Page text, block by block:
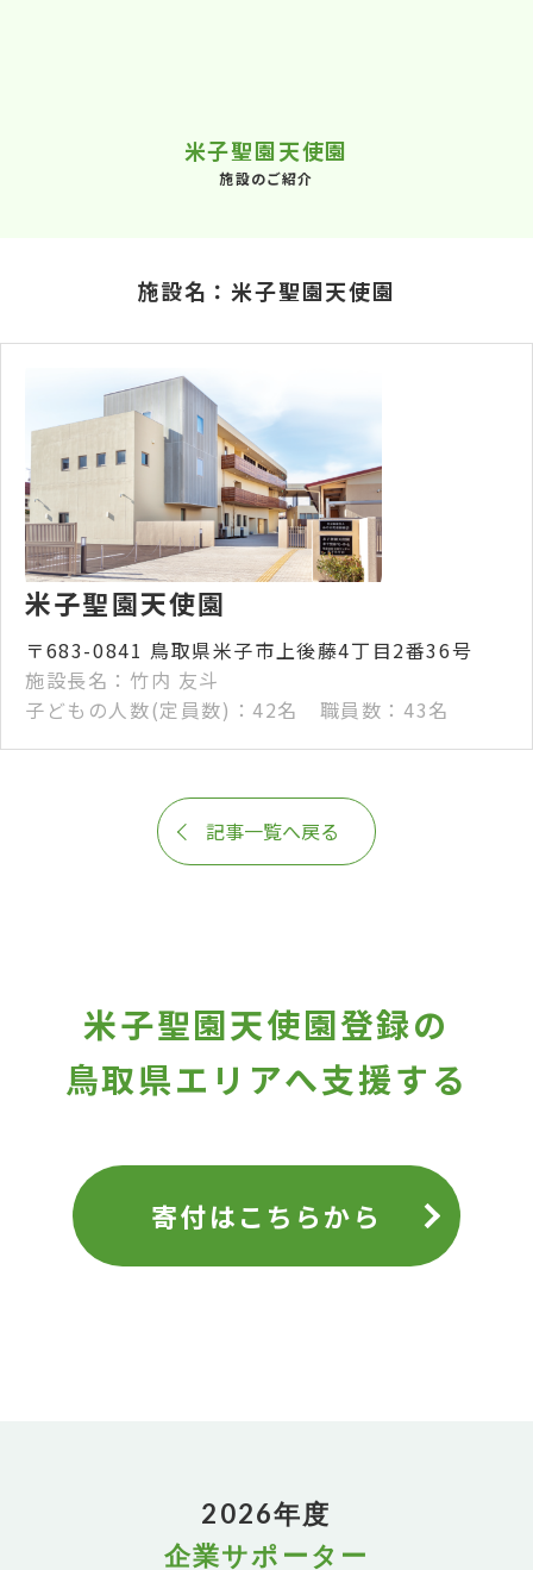
米子聖園天使園
施設のご紹介
施設名：米子聖園天使園
米子聖園天使園
〒683-0841 鳥取県米子市上後藤4丁目2番36号
施設長名：竹内 友斗
子どもの人数(定員数)：42名 職員数：43名
記事一覧へ戻る
米子聖園天使園登録の
鳥取県エリアへ支援する
寄付はこちらから
2026年度
企業サポーター